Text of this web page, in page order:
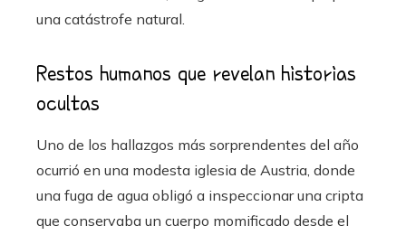
una catástrofe natural.
Restos humanos que revelan historias
ocultas
Uno de los hallazgos más sorprendentes del año
ocurrió en una modesta iglesia de Austria, donde
una fuga de agua obligó a inspeccionar una cripta
que conservaba un cuerpo momificado desde el